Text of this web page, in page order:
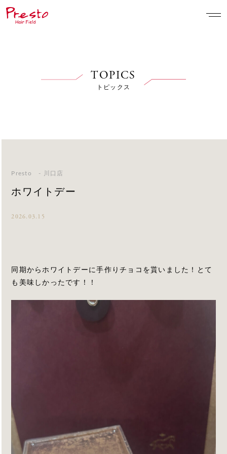
TOPICS
トピックス
Presto - 川口店
ホワイトデー
2026.03.15
同期からホワイトデーに手作りチョコを貰いました！とて
も美味しかったです！！